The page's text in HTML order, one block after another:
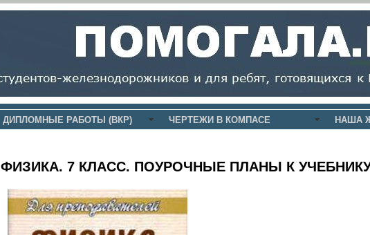
ДИПЛОМНЫЕ РАБОТЫ (ВКР) ЧЕРТЕЖИ В КОМПАСЕ НАША
ФИЗИКА. 7 КЛАСС. ПОУРОЧНЫЕ ПЛАНЫ К